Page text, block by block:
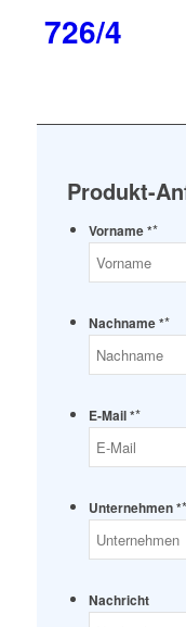
726/4
Produkt-
Vorname **
Nachname **
E-Mail **
Unternehmen **
Nachricht